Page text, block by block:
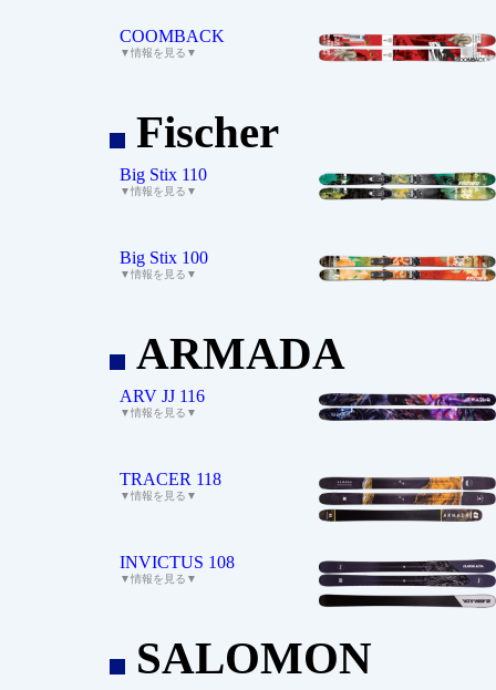
COOMBACK
▼情報を見る▼
Fischer
Big Stix 110
▼情報を見る▼
Big Stix 100
▼情報を見る▼
ARMADA
ARV JJ 116
▼情報を見る▼
TRACER 118
▼情報を見る▼
INVICTUS 108
▼情報を見る▼
SALOMON